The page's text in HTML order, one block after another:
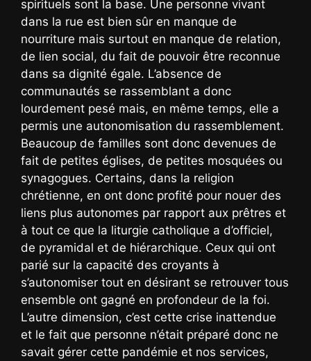
spirituels sont la base. Une personne vivant
dans la rue est bien sûr en manque de
nourriture mais surtout en manque de relation,
de lien social, du fait de pouvoir être reconnue
dans sa dignité égale. L’absence de
communautés se rassemblant a donc
lourdement pesé mais, en même temps, elle a
permis une autonomisation du rassemblement.
Beaucoup de familles sont donc devenues de
fait de petites églises, de petites mosquées ou
synagogues. Certains, dans la religion
chrétienne, en ont donc profité pour nouer des
liens plus autonomes par rapport aux prêtres et
à tout ce que la liturgie catholique a d’officiel,
de pyramidal et de hiérarchique. Ceux qui ont
parié sur la capacité des croyants à
s’autonomiser tout en désirant se retrouver tous
ensemble ont gagné en profondeur de la foi.
L’autre dimension, c’est cette crise inattendue
et le fait que personne n’était préparé donc ne
savait gérer cette pandémie et nos services,